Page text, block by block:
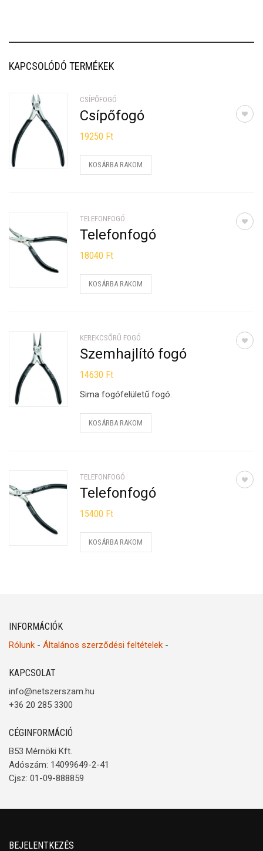
KAPCSOLÓDÓ TERMÉKEK
CSÍPŐFOGÓ
Csípőfogó
19250 Ft
KOSÁRBA RAKOM
TELEFONFOGÓ
Telefonfogó
18040 Ft
KOSÁRBA RAKOM
KEREKCSŐRÛ FOGÓ
Szemhajlító fogó
14630 Ft
Sima fogófelületű fogó.
KOSÁRBA RAKOM
TELEFONFOGÓ
Telefonfogó
15400 Ft
KOSÁRBA RAKOM
INFORMÁCIÓK
Rólunk - Általános szerződési feltételek -
KAPCSOLAT
info@netszerszam.hu
+36 20 285 3300
CÉGINFORMÁCIÓ
B53 Mérnöki Kft.
Adószám: 14099649-2-41
Cjsz: 01-09-888859
BEJELENTKEZÉS